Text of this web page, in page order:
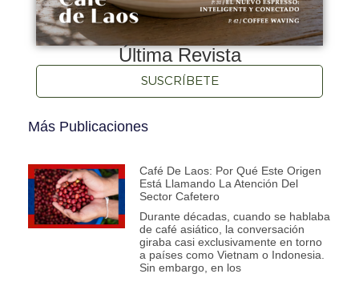
Última Revista
SUSCRÍBETE
Más Publicaciones
Café De Laos: Por Qué Este Origen
Está Llamando La Atención Del
Sector Cafetero
Durante décadas, cuando se hablaba
de café asiático, la conversación
giraba casi exclusivamente en torno
a países como Vietnam o Indonesia.
Sin embargo, en los